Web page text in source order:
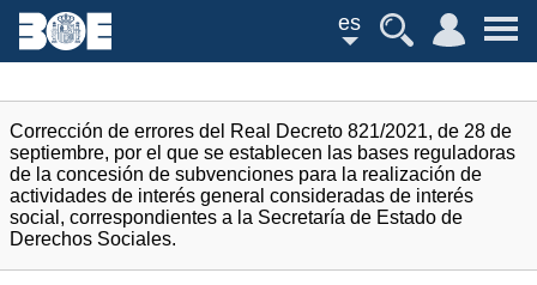
es
Corrección de errores del Real Decreto 821/2021, de 28 de
septiembre, por el que se establecen las bases reguladoras
de la concesión de subvenciones para la realización de
actividades de interés general consideradas de interés
social, correspondientes a la Secretaría de Estado de
Derechos Sociales.